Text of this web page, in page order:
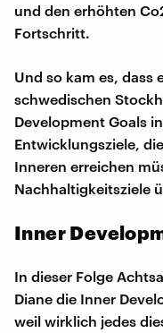
und den erhöhten
Fortschritt.
Und so kam es, dass
schwedischen
Development Goals
Entwicklungsziele,
Inneren erreichen
Nachhaltigkeitsziele
Inner
In dieser Folge
Diane die Inner
weil wirklich jedes